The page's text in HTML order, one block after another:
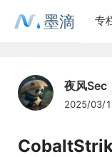
墨滴 专
夜风Sec
2025/03/